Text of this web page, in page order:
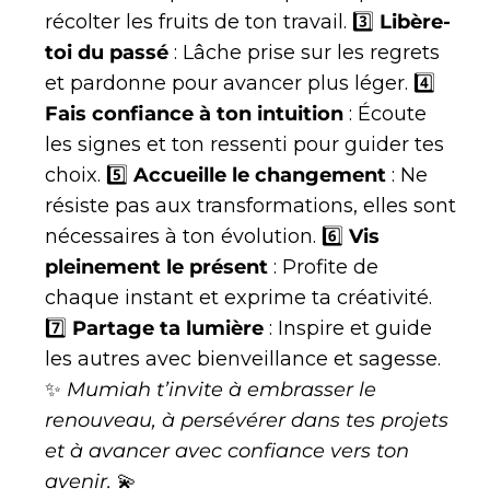
récolter les fruits de ton travail. 3️⃣ Libère-
toi du passé : Lâche prise sur les regrets
et pardonne pour avancer plus léger. 4️⃣
Fais confiance à ton intuition : Écoute
les signes et ton ressenti pour guider tes
choix. 5️⃣ Accueille le changement : Ne
résiste pas aux transformations, elles sont
nécessaires à ton évolution. 6️⃣ Vis
pleinement le présent : Profite de
chaque instant et exprime ta créativité.
7️⃣ Partage ta lumière : Inspire et guide
les autres avec bienveillance et sagesse.
✨ Mumiah t’invite à embrasser le
renouveau, à persévérer dans tes projets
et à avancer avec confiance vers ton
avenir. 💫